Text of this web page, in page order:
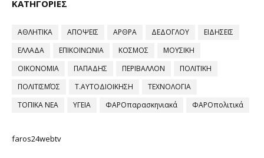
ΚΑΤΗΓΟΡΙΕΣ
ΑΘΛΗΤΙΚΑ ΑΠΟΨΕΙΣ ΑΡΘΡΑ ΔΕΔΟΓΛΟΥ
ΕΙΔΗΣΕΙΣ
ΕΛΛΑΔΑ
ΕΠΙΚΟΙΝΩΝΙΑ ΚΟΣΜΟΣ
ΜΟΥΣΙΚΗ
ΟΙΚΟΝΟΜΙΑ
ΠΑΠΑΔΗΣ ΠΕΡΙΒΑΛΛΟΝ
ΠΟΛΙΤΙΚΗ
ΠΟΛΙΤΙΣΜΌΣ
Τ.ΑΥΤΟΔΙΟΙΚΗΣΗ
ΤΕΧΝΟΛΟΓΙΑ
ΤΟΠΙΚΑ ΝΕΑ
ΥΓΕΙΑ ΦΑΡΟπαρασκηνιακά ΦΑΡΟπολιτικά
faros24webtv